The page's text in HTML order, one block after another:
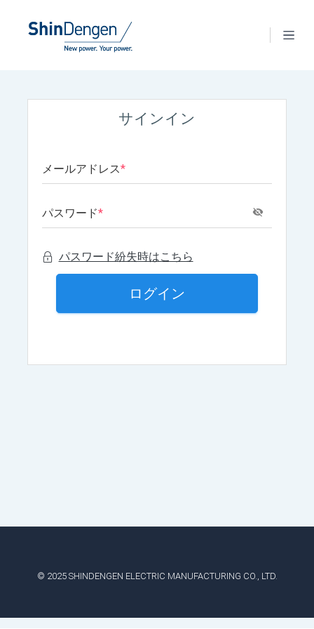
サインイン
メールアドレス*
パスワード*
パスワード紛失時はこちら
ログイン
© 2025 SHINDENGEN ELECTRIC MANUFACTURING CO., LTD.